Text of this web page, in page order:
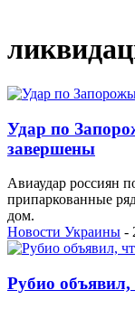
Удар по
завершены
Авиаудар россиян
припаркованные
дом.
Новости Украины -
Рубио